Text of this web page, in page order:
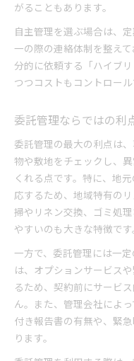
がることもあります。
自主管理を選ぶ場合は、
一の際の連絡体制を整え
分的に依頼する「ハイブ
つつコストもコントロール
委託管理ならではの利
委託管理の最大の利点は
物や敷地をチェックし、
くれる点です。特に、地
応するため、地域特有の
掃やリネン交換、ゴミ処
やすいのも大きな特徴です
一方で、委託管理には一
は、オプションサービス
るため、契約前にサービ
ん。また、管理会社によ
付き報告書の有無や、緊
ります。